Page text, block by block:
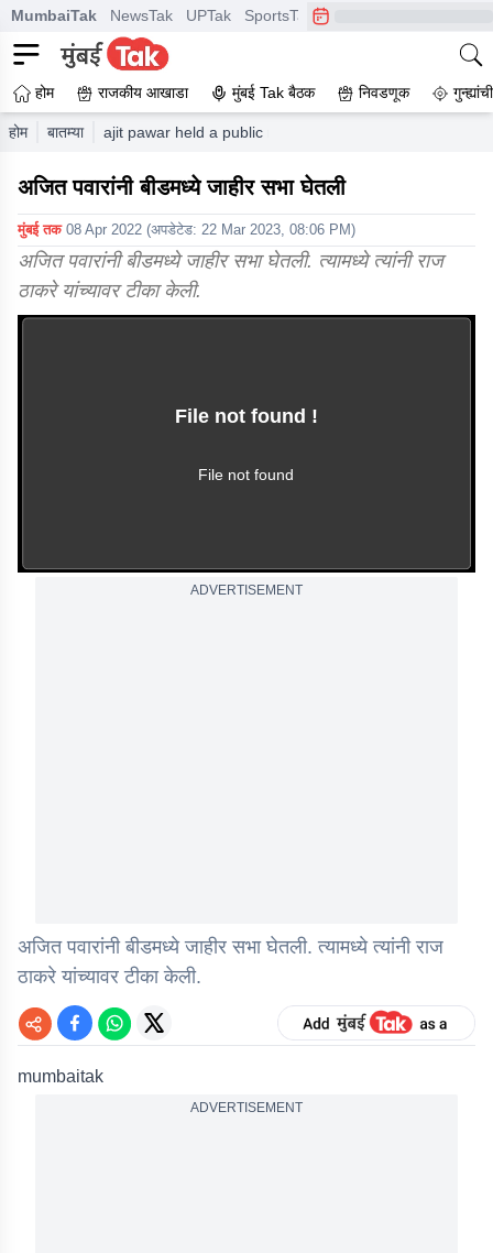
MumbaiTak NewsTak UPTak SportsTak CrimeTak
होम राजकीय आखाडा मुंबई Tak बैठक निवडणूक
होम बातम्या ajit pawar held a public meeting in beed
अजित पवारांनी बीडमध्ये जाहीर सभा घेतली
मुंबई तक 08 Apr 2022 (अपडेटेड: 22 Mar 2023, 08:06 PM)
अजित पवारांनी बीडमध्ये जाहीर सभा घेतली. त्यामध्ये त्यांनी राज
ठाकरे यांच्यावर टीका केली.
This video file cannot
File not found !
File not found
ADVERTISEMENT
अजित पवारांनी बीडमध्ये जाहीर सभा घेतली. त्यामध्ये त्यांनी राज
ठाकरे यांच्यावर टीका केली.
mumbaitak
ADVERTISEMENT